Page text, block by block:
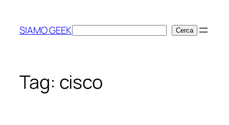
contenuto
SIAMO GEEKCerca Cerca
Tag: cisco